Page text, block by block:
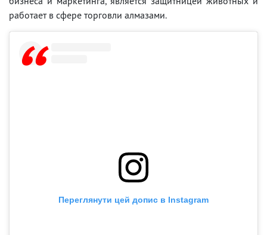
работает в сфере торговли алмазами.
Переглянути цей допис в Instagram